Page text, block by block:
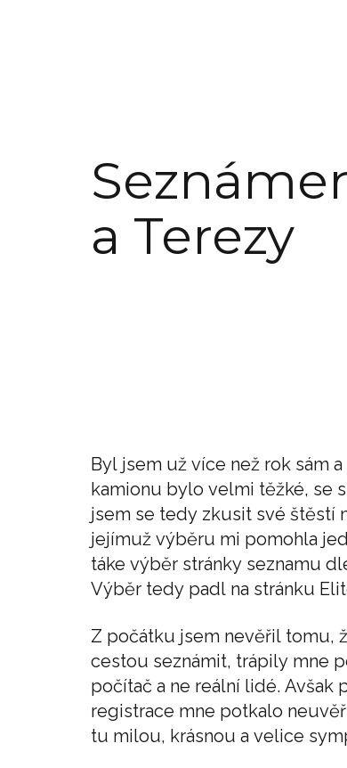
a Terezy
Byl jsem už více než rok sám
kamionu bylo velmi těžké, se
jsem se tedy zkusit své štěstí
jejímuž výběru mi pomohla
táke výběr stránky seznamu
Výběr tedy padl na stránku
Z počátku jsem nevěřil tomu,
cestou seznámit, trápily mne
počítač a ne reální lidé. Avšak
registrace mne potkalo
tu milou, krásnou a velice